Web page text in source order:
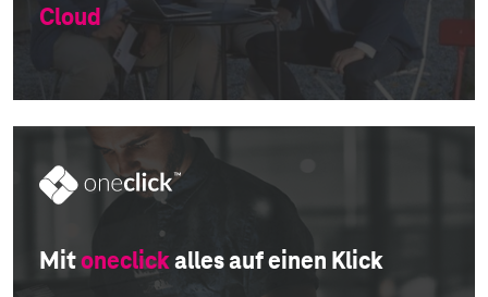
Cloud
Mitoneclickalles auf einen Klick